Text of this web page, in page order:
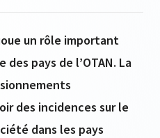
un rôle important
pays de l’OTAN. La
des incidences sur le
dans les pays